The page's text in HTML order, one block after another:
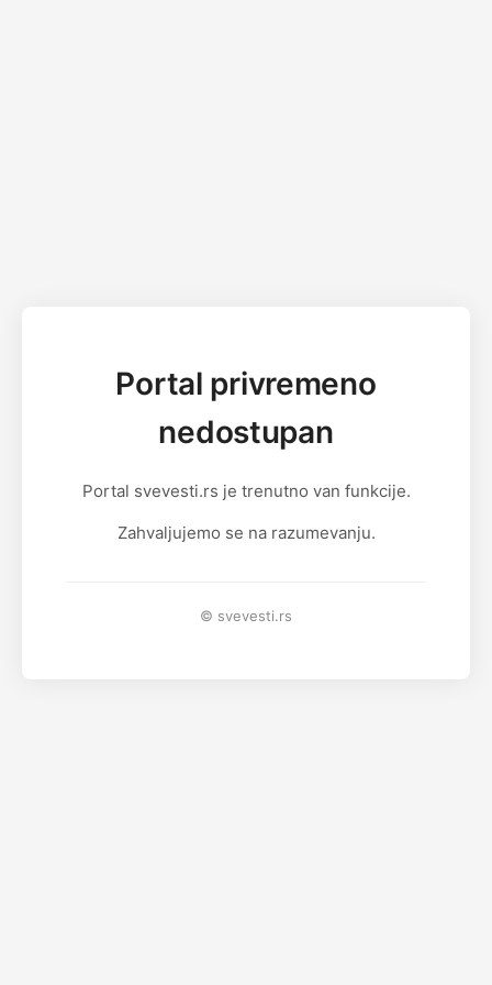
Portal privremeno
nedostupan
Portal svevesti.rs je trenutno van funkcije.
Zahvaljujemo se na razumevanju.
© svevesti.rs